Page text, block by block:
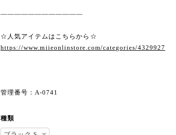
————————————
☆人気アイテムはこちらから☆
https://www.miieonlinstore.com/categories/4329927
管理番号：A-0741
種類